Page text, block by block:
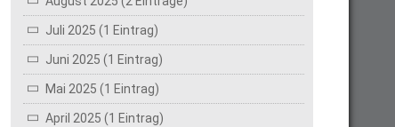
Juli 2025 (1 Eintrag)
Juni 2025 (1 Eintrag)
Mai 2025 (1 Eintrag)
April 2025 (1 Eintrag)